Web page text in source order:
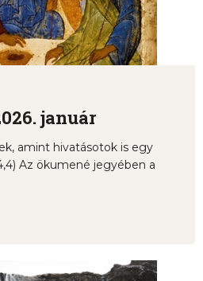
január
amint hivatásotok is egy
Az ökumené jegyében a